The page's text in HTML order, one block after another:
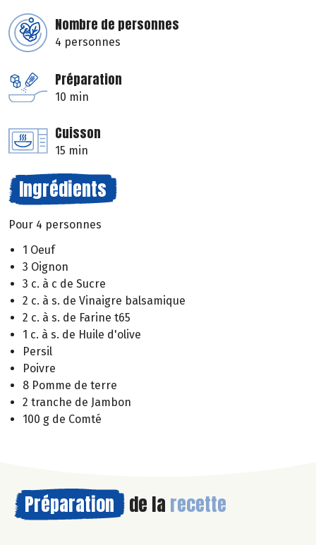
Nombre de personnes
4 personnes
Préparation
10 min
Cuisson
15 min
Ingrédients
Pour 4 personnes
1 Oeuf
3 Oignon
3 c. à c de Sucre
2 c. à s. de Vinaigre balsamique
2 c. à s. de Farine t65
1 c. à s. de Huile d'olive
Persil
Poivre
8 Pomme de terre
2 tranche de Jambon
100 g de Comté
Préparation de la recette